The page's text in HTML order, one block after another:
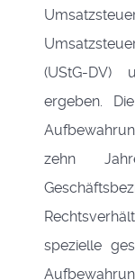
(UStG-DV)
ergeben.
zehn
spezielle